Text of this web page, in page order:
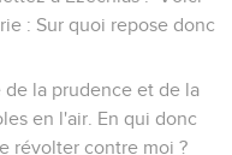
: Sur quoi repose donc
la prudence et de la
en l'air. En qui donc
révolter contre moi ?